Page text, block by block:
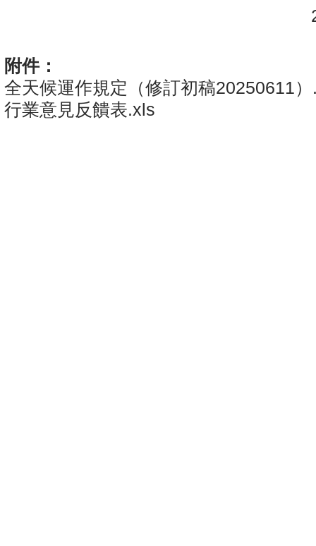
附件：
全天候運作規定（修訂初稿20250611
行業意見反饋表.xls